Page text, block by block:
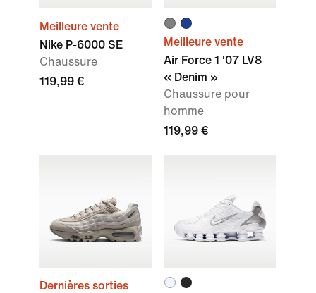
Meilleure vente
Nike P-6000 SE
Chaussure
119,99 €
Meilleure vente
Air Force 1 '07 LV8
« Denim »
Chaussure pour
homme
119,99 €
Dernières sorties